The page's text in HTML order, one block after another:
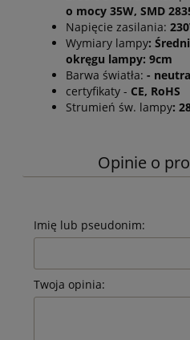
o mocy 35W, SMD
Napięcie zasilania:
Wymiary lampy:
okręgu lampy: 9cm
Barwa światła: -
certyfikaty - CE, RoHS
Strumień św. lampy:
Opinie o
Imię lub pseudonim:
Twoja opinia: